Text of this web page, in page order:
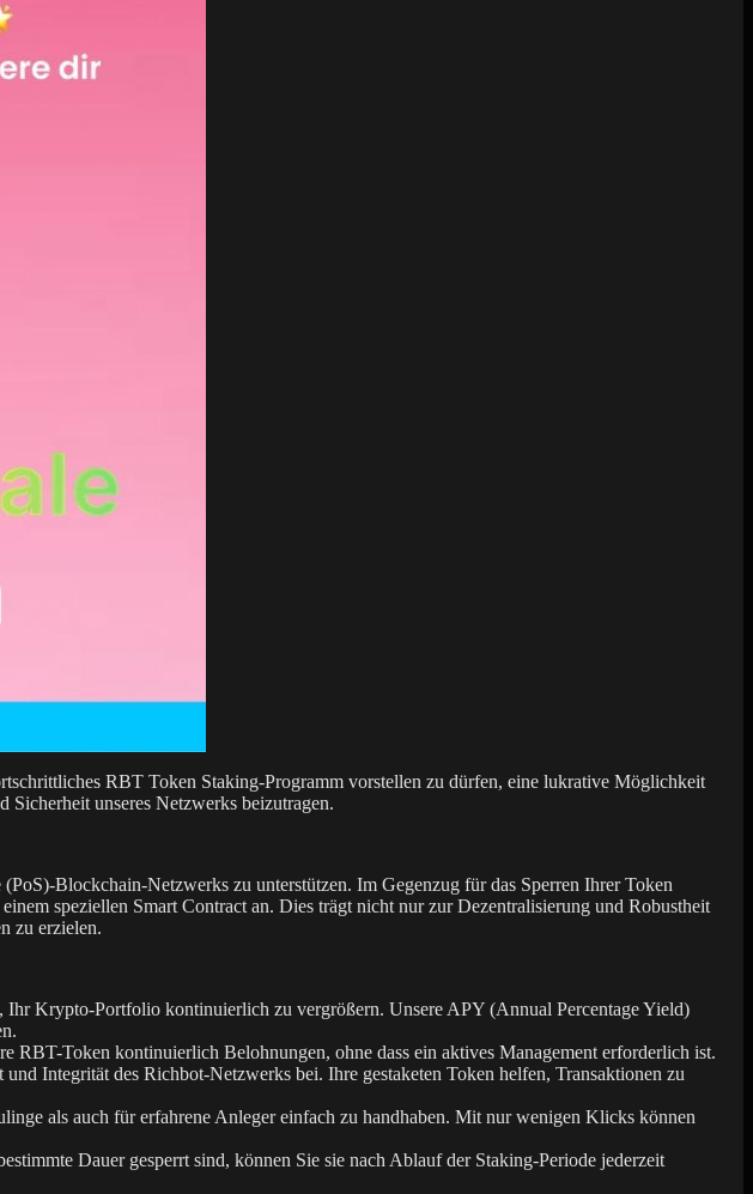
RBT Token Staking-Programm vorstellen zu dürfen, eine lukrative Möglichkeit
unseres Netzwerks beizutragen.
Blockchain-Netzwerks zu unterstützen. Im Gegenzug für das Sperren Ihrer Token
speziellen Smart Contract an. Dies trägt nicht nur zur Dezentralisierung und Robustheit
zu erzielen.
Krypto-Portfolio kontinuierlich zu vergrößern. Unsere APY (Annual Percentage Yield)
RBT-Token kontinuierlich Belohnungen, ohne dass ein aktives Management erforderlich ist.
Integrität des Richbot-Netzwerks bei. Ihre gestaketen Token helfen, Transaktionen zu
als auch für erfahrene Anleger einfach zu handhaben. Mit nur wenigen Klicks können
Dauer gesperrt sind, können Sie sie nach Ablauf der Staking-Periode jederzeit